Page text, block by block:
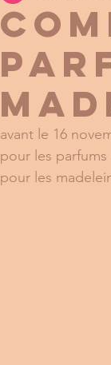
avant le 16
pour les
pour les